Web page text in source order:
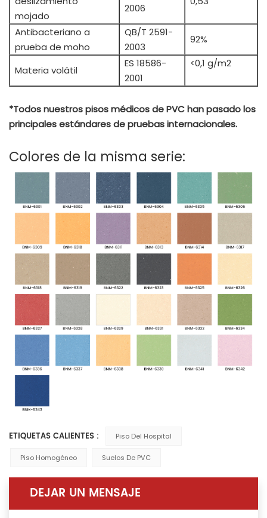
mojado
2006
Antibacteriano a
prueba de moho
QB/T 2591-
2003
92%
Materia volátil
ES 18586-
2001
<0,1 g/m2
*Todos nuestros pisos médicos de PVC han pasado los
principales estándares de pruebas internacionales.
Colores de la misma serie:
ETIQUETAS CALIENTES : Piso Del Hospital
Piso Homogéneo Suelos De PVC
DEJAR UN MENSAJE